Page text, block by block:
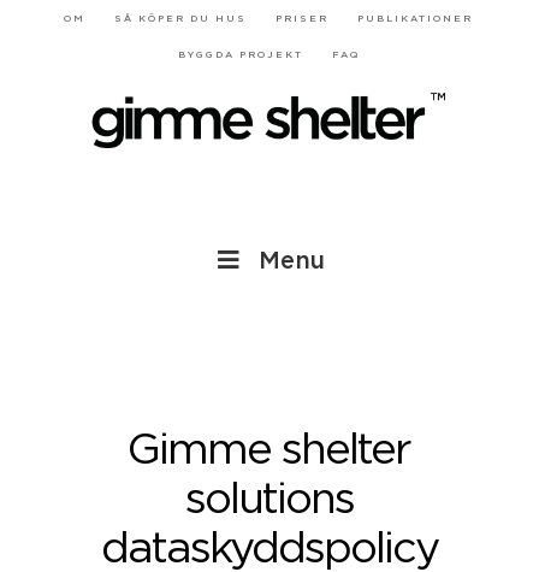
OM SÅ KÖPER DU HUS PRISER PUBLIKATIONER
BYGGDA PROJEKT FAQ
Menu
Gimme shelter
solutions
dataskyddspolicy